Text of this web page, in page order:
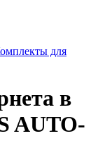
для
в
AUTO-